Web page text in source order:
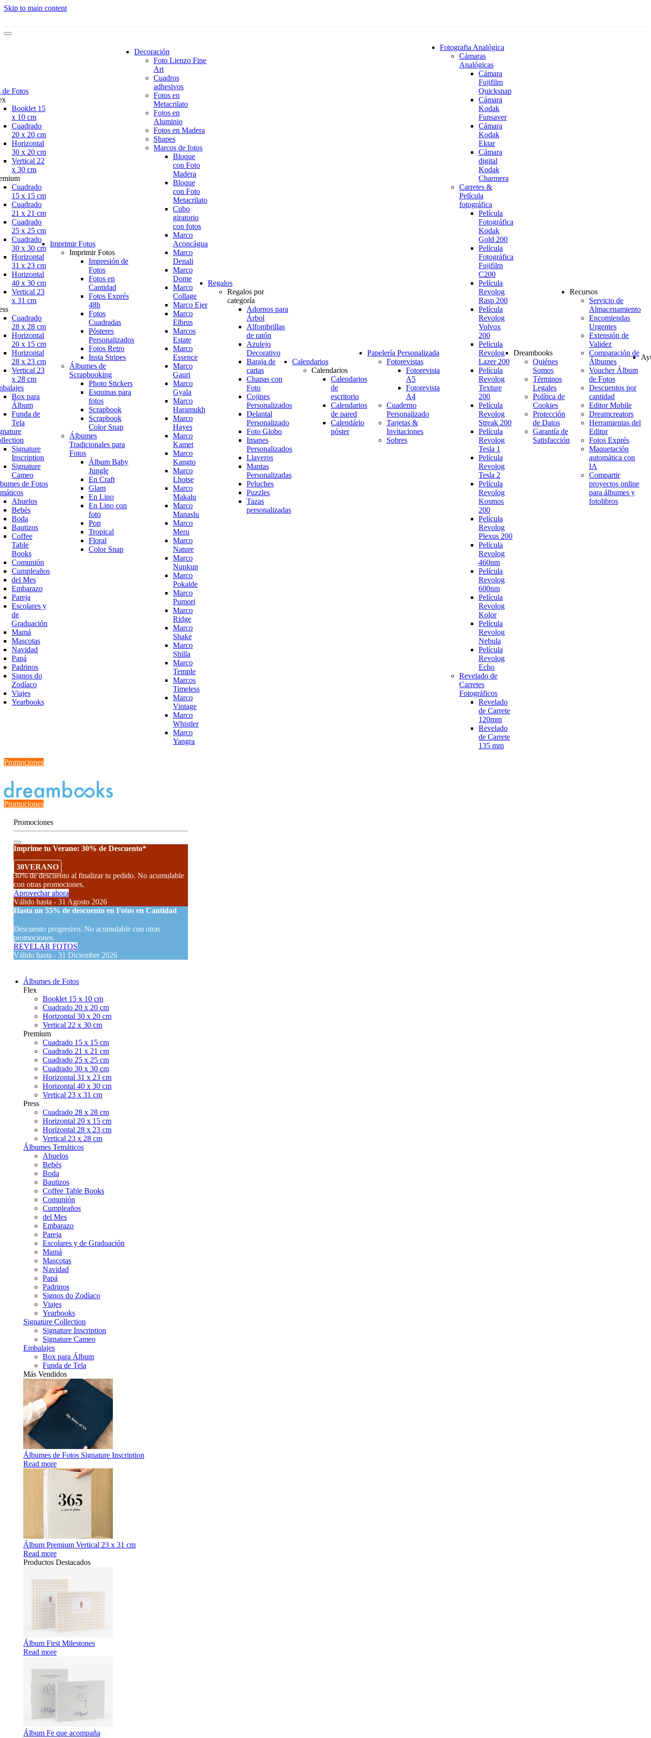
Skip to main content
Fotos
Booklet 15
x 10 cm
Cuadrado
20 x 20 cm
Horizontal
30 x 20 cm
Vertical 22
x 30 cm
Cuadrado
15 x 15 cm
Cuadrado
21 x 21 cm
Cuadrado
25 x 25 cm
Cuadrado
30 x 30 cm
Horizontal
31 x 23 cm
Horizontal
40 x 30 cm
Vertical 23
x 31 cm
Cuadrado
28 x 28 cm
Horizontal
20 x 15 cm
Horizontal
28 x 23 cm
Vertical 23
x 28 cm
Box para
Álbum
Funda de
Tela
Signature
Inscription
Signature
Cameo
de Fotos
Abuelos
Bebés
Boda
Bautizos
Coffee
Table
Books
Comunión
Cumpleaños
del Mes
Embarazo
Pareja
Escolares y
de
Graduación
Mamá
Mascotas
Navidad
Papá
Padrinos
Signos do
Zodíaco
Viajes
Yearbooks
Imprimir Fotos
Imprimir Fotos
Impresión de
Fotos
Fotos en
Cantidad
Fotos Exprés
48h
Fotos
Cuadradas
Pósteres
Personalizados
Fotos Retro
Insta Stripes
Álbumes de
Scrapbooking
Photo Stickers
Esquinas para
fotos
Scrapbook
Scrapbook
Color Snap
Álbumes
Tradicionales para
Fotos
Álbum Baby
Jungle
En Craft
Glam
En Lino
En Lino con
foto
Pop
Tropical
Floral
Color Snap
Decoración
Foto Lienzo Fine
Art
Cuadros
adhesivos
Fotos en
Metacrilato
Fotos en
Aluminio
Fotos en Madera
Shapes
Marcos de fotos
Bloque
con Foto
Madera
Bloque
con Foto
Metacrilato
Cubo
giratorio
con fotos
Marco
Aconcágua
Marco
Denali
Marco
Dome
Marco
Collage
Marco Ejer
Marco
Elbrus
Marcos
Estate
Marco
Essence
Marco
Gauri
Marco
Gyala
Marco
Haramukh
Marco
Hayes
Marco
Kamet
Marco
Kangto
Marco
Lhotse
Marco
Makalu
Marco
Manaslu
Marco
Meru
Marco
Nature
Marco
Nunkun
Marco
Pokalde
Marco
Pumori
Marco
Ridge
Marco
Shake
Marco
Shilla
Marco
Temple
Marcos
Timeless
Marco
Vintage
Marco
Whistler
Marco
Yangra
Regalos
Regalos por
categoría
Adornos para
Árbol
Alfombrillas
de ratón
Azulejo
Decorativo
Baraja de
cartas
Chapas con
Foto
Cojines
Personalizados
Delantal
Personalizado
Foto Globo
Imanes
Personalizados
Llaveros
Mantas
Personalizadas
Peluches
Puzzles
Tazas
personalizadas
Calendarios
Calendarios
Calendarios
de
escritorio
Calendarios
de pared
Calendário
póster
Papelería Personalizada
Fotorevistas
Fotorevista
A5
Fotorevista
A4
Cuaderno
Personalizado
Tarjetas &
Invitaciones
Sobres
Fotografia Analógica
Cámaras
Analógicas
Cámara
Fujifilm
Quicksnap
Cámara
Kodak
Funsaver
Cámara
Kodak
Ektar
Cámara
digital
Kodak
Charmera
Carretes &
Película
fotográfica
Película
Fotográfica
Kodak
Gold 200
Película
Fotográfica
Fujifilm
C200
Película
Revolog
Rasp 200
Película
Revolog
Volvox
200
Película
Revolog
Lazer 200
Película
Revolog
Texture
200
Película
Revolog
Streak 200
Película
Revolog
Tesla 1
Película
Revolog
Tesla 2
Película
Revolog
Kosmos
200
Película
Revolog
Plexus 200
Película
Revolog
460nm
Película
Revolog
600nm
Película
Revolog
Kolor
Película
Revolog
Nebula
Película
Revolog
Echo
Revelado de
Carretes
Fotográficos
Revelado
de Carrete
120mm
Revelado
de Carrete
135 mm
Dreambooks
Quiénes
Somos
Términos
Legales
Política de
Cookies
Protección
de Datos
Garantía de
Satisfacción
Recursos
Servicio de
Almacenamiento
Encomiendas
Urgentes
Extensión de
Validez
Comparación de
Álbumes
Voucher Álbum
de Fotos
Descuentos por
cantidad
Editor Mobile
Dreamcreators
Herramientas del
Editor
Fotos Exprés
Maquetación
automática con
IA
Compartir
proyectos online
para álbumes y
fotolibros
Promociones
Promociones
Promociones
Imprime tu Verano: 30% de Descuento*
30VERANO
30% de descuento al finalizar tu pedido. No acumulable
con otras promociones.
Aprovechar ahora
Válido hasta - 31 Agosto 2026
Hasta un 55% de descuento en Fotos en Cantidad
Descuento progresivo. No acumulable con otras
promociones.
REVELAR FOTOS
Válido hasta - 31 Diciembre 2026
Álbumes de Fotos
Flex
Booklet 15 x 10 cm
Cuadrado 20 x 20 cm
Horizontal 30 x 20 cm
Vertical 22 x 30 cm
Premium
Cuadrado 15 x 15 cm
Cuadrado 21 x 21 cm
Cuadrado 25 x 25 cm
Cuadrado 30 x 30 cm
Horizontal 31 x 23 cm
Horizontal 40 x 30 cm
Vertical 23 x 31 cm
Press
Cuadrado 28 x 28 cm
Horizontal 20 x 15 cm
Horizontal 28 x 23 cm
Vertical 23 x 28 cm
Álbumes Temáticos
Abuelos
Bebés
Boda
Bautizos
Coffee Table Books
Comunión
Cumpleaños
del Mes
Embarazo
Pareja
Escolares y de Graduación
Mamá
Mascotas
Navidad
Papá
Padrinos
Signos do Zodíaco
Viajes
Yearbooks
Signature Collection
Signature Inscription
Signature Cameo
Embalajes
Box para Álbum
Funda de Tela
Más Vendidos
Álbumes de Fotos Signature Inscription
Read more
Álbum Premium Vertical 23 x 31 cm
Read more
Productos Destacados
Álbum First Milestones
Read more
Álbum Fe que acompaña